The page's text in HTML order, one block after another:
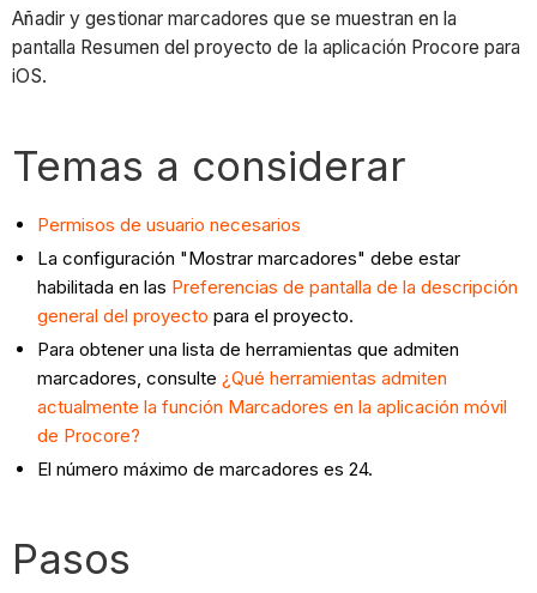
Añadir y gestionar marcadores que se muestran en la
pantalla Resumen del proyecto de la aplicación Procore para
iOS.
Temas a considerar
Permisos de usuario necesarios
La configuración "Mostrar marcadores" debe estar
habilitada en las Preferencias de pantalla de la descripción
general del proyecto para el proyecto.
Para obtener una lista de herramientas que admiten
marcadores, consulte¿Qué herramientas admiten
actualmente la función Marcadores en la aplicación móvil
de Procore?
El número máximo de marcadores es 24.
Pasos